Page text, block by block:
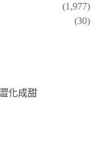
(1,977)
(30)
化成甜